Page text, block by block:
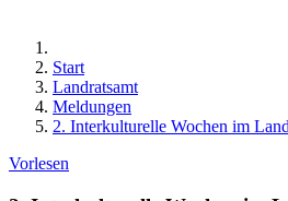
Start
Landratsamt
Meldungen
2. Interkulturelle Wochen im
Vorlesen